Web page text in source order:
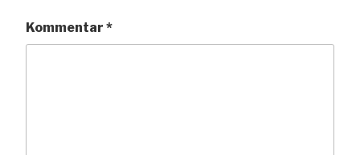
Kommentar *